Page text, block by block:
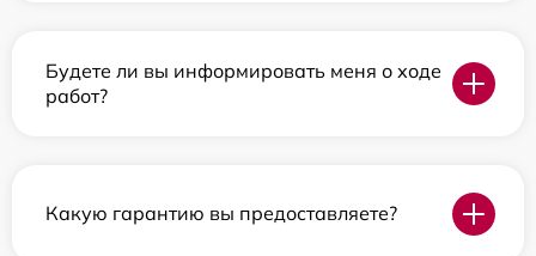
Будете ли вы информировать меня о ходе
работ?
Какую гарантию вы предоставляете?